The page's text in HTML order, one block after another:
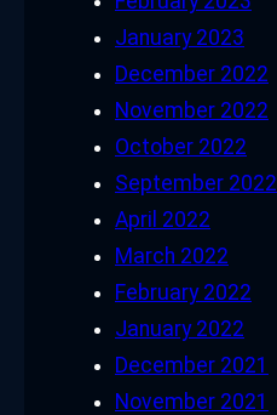
January 2023
December 2022
November 2022
October 2022
September 2022
April 2022
March 2022
February 2022
January 2022
December 2021
November 2021